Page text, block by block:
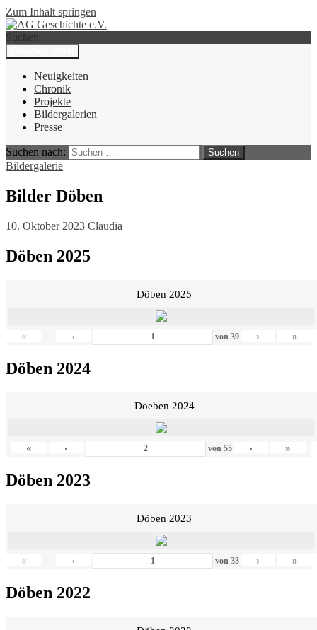
Zum Inhalt springen
AG Geschichte e.V.
Suchen
Neuigkeiten
Chronik
Projekte
Bildergalerien
Presse
Suchen nach:
Bildergalerie
Bilder Döben
10. Oktober 2023 Claudia
Döben 2025
Döben 2025
« ‹ von 39 › »
Döben 2024
Doeben 2024
« ‹ von 55 › »
Döben 2023
Döben 2023
« ‹ von 33 › »
Döben 2022